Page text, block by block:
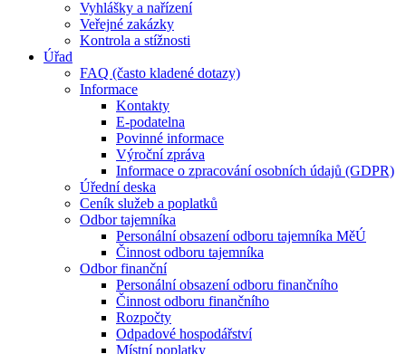
Vyhlášky a nařízení
Veřejné zakázky
Kontrola a stížnosti
Úřad
FAQ (často kladené dotazy)
Informace
Kontakty
E-podatelna
Povinné informace
Výroční zpráva
Informace o zpracování osobních údajů (GDPR)
Úřední deska
Ceník služeb a poplatků
Odbor tajemníka
Personální obsazení odboru tajemníka MěÚ
Činnost odboru tajemníka
Odbor finanční
Personální obsazení odboru finančního
Činnost odboru finančního
Rozpočty
Odpadové hospodářství
Místní poplatky